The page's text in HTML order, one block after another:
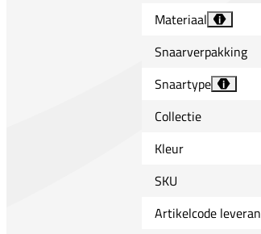
Materiaal i
Snaarverpakking
Snaartype
i
Collectie
Kleur
SKU
Artikelcode